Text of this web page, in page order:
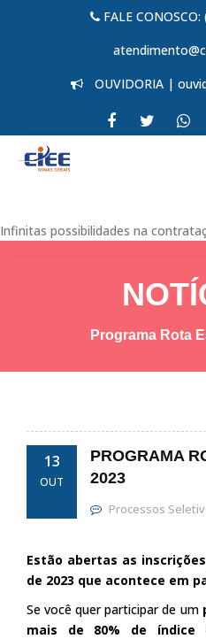
FALE
OUVIDORIA |
Infinitas possibilidades na
Programa Rota
13
OUT
PROGRAMA
2023
Processos
Estão abertas as
de 2023 que acontece em
Se você quer participar de um
mais de 80% de índice